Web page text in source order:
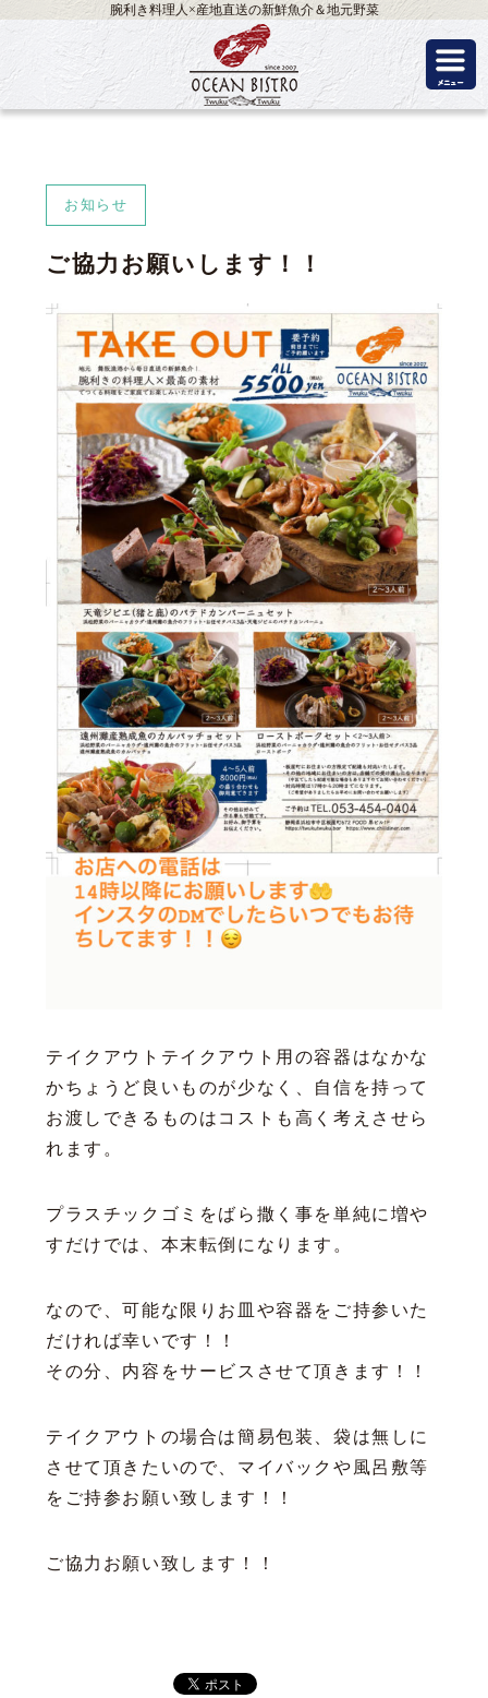
腕利き料理人×産地直送の新鮮魚介＆地元野菜
お知らせ
ご協力お願いします！！
テイクアウトテイクアウト用の容器はなかな
かちょうど良いものが少なく、自信を持って
お渡しできるものはコストも高く考えさせら
れます。
プラスチックゴミをばら撒く事を単純に増や
すだけでは、本末転倒になります。
なので、可能な限りお皿や容器をご持参いた
だければ幸いです！！
その分、内容をサービスさせて頂きます！！
テイクアウトの場合は簡易包装、袋は無しに
させて頂きたいので、マイバックや風呂敷等
をご持参お願い致します！！
ご協力お願い致します！！